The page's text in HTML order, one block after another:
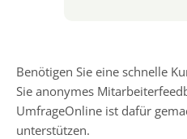
Benötigen Sie eine schnelle
Sie anonymes
UmfrageOnline ist dafür
unterstützen.